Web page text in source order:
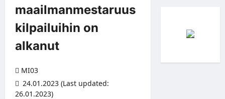
maailmanmestaruus
kilpailuihin on
alkanut
MI03
24.01.2023 (Last updated:
26.01.2023)